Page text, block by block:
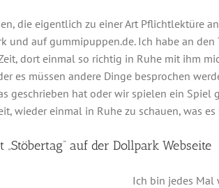
die eigentlich zu einer Art Pflichtlektüre
und auf gummipuppen.de. Ich habe an
dort einmal so richtig in Ruhe mit ihm
es müssen andere Dinge besprochen
geschrieben hat oder wir spielen ein Spiel
wieder einmal in Ruhe zu schauen, was
„Stöbertag“ auf der Dollpark Webseite
Ich bin jedes Mal